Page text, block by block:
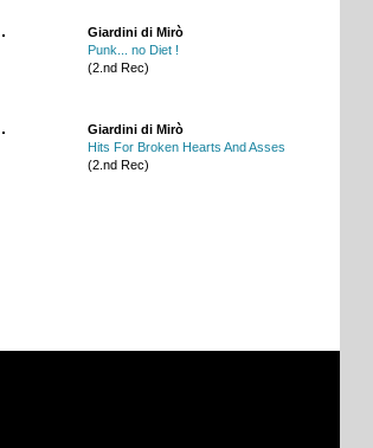
Giardini di Mirò
Punk... no Diet !
(2.nd Rec)
Giardini di Mirò
Hits For Broken Hearts And Asses
(2.nd Rec)